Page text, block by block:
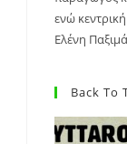
ενώ
Ελένη
Back To